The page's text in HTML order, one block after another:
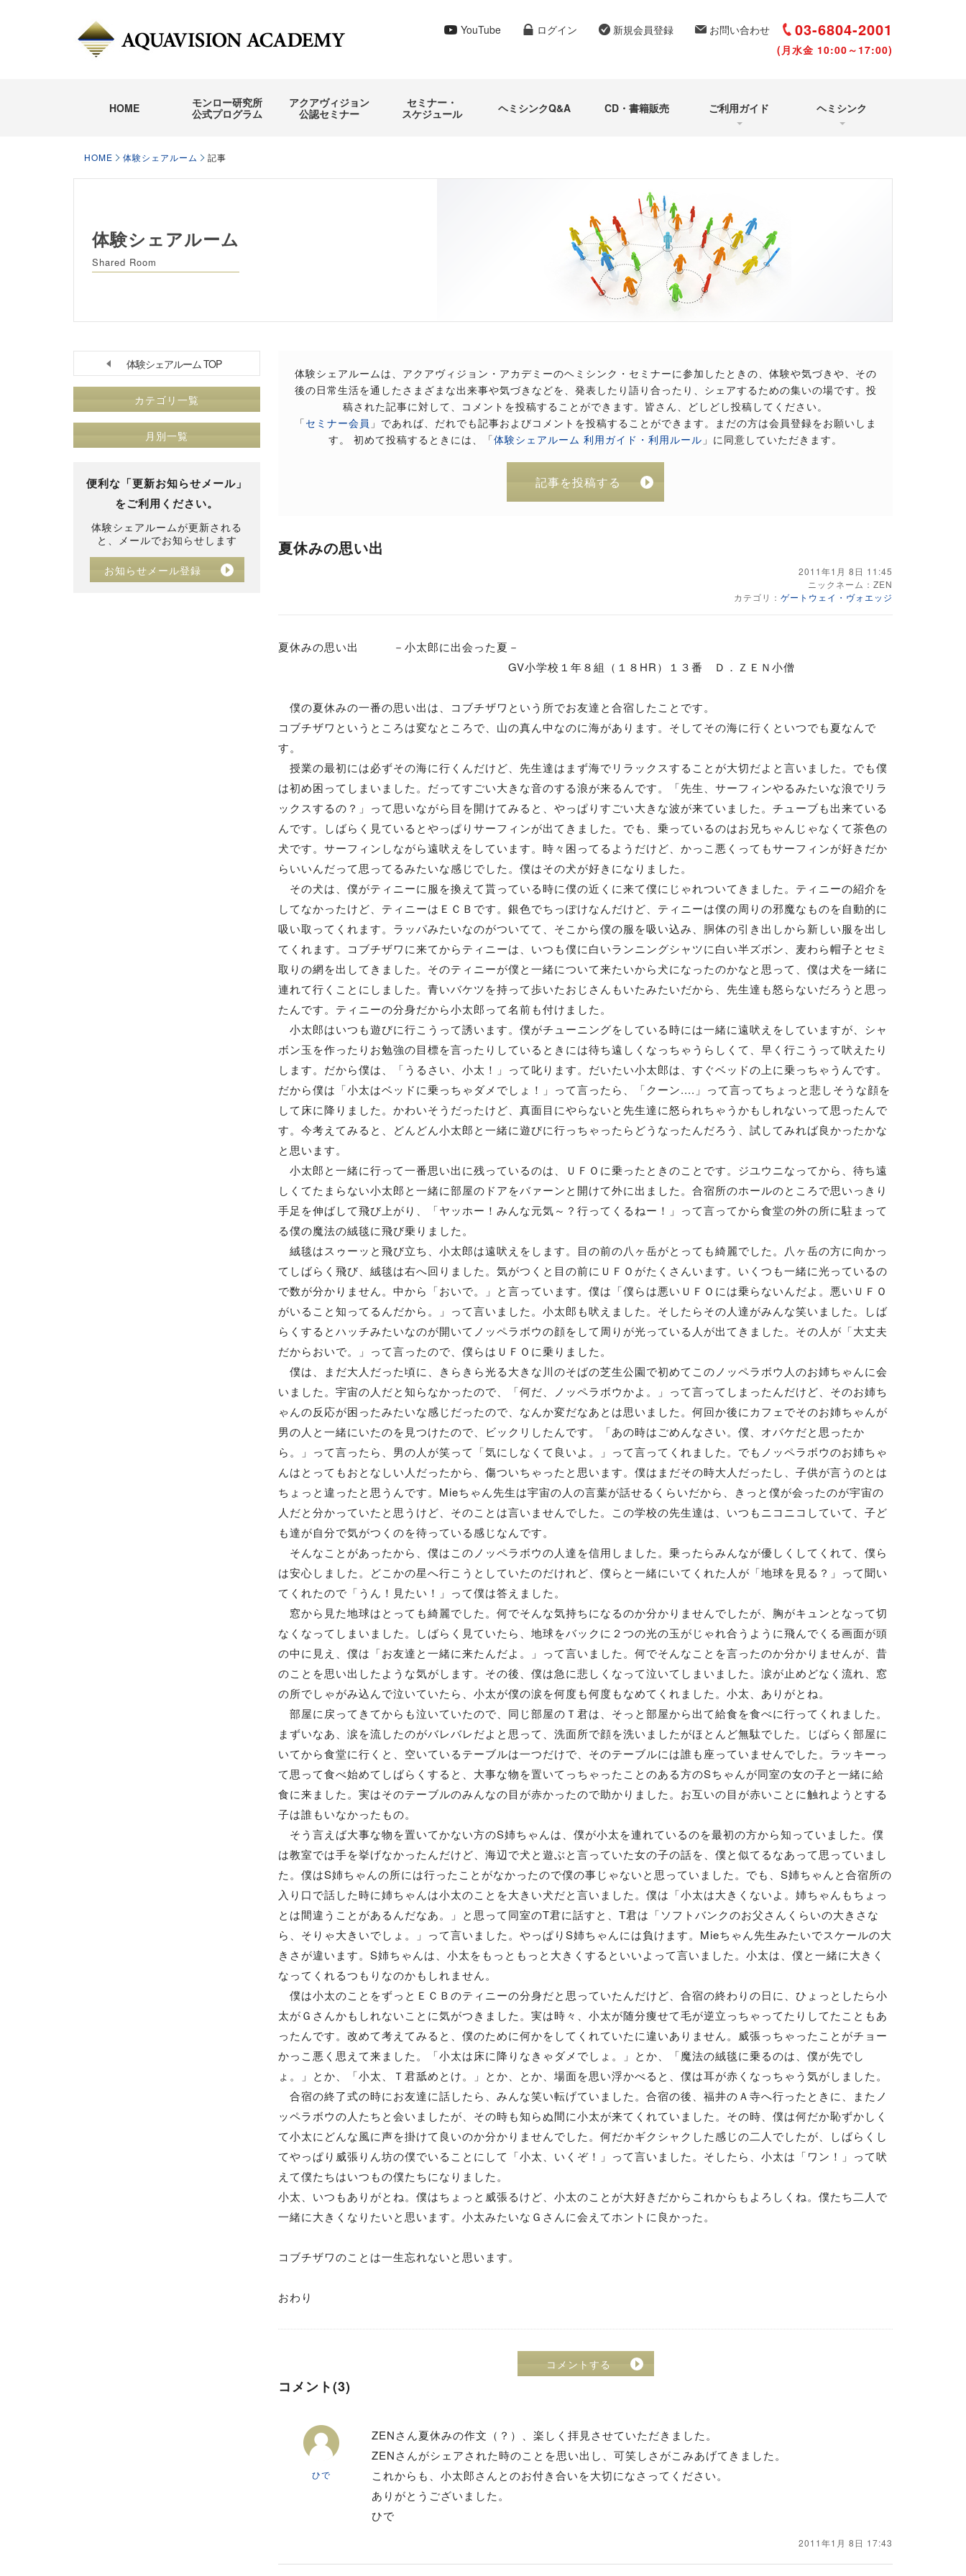
YouTube ログイン 新規会員登録 お問い合わせ 03-6804-2001
(月水金 10:00～17:00)
HOME
モンロー研究所
公式プログラム
アクアヴィジョン
公認セミナー
セミナー・
スケジュール
ヘミシンクQ&A CD・書籍販売 ご利用ガイド
再受講について
ヘミシンク
HOME 体験シェアルーム 記事
体験シェアルーム
Shared Room
体験シェアルーム TOP
カテゴリ一覧
月別一覧
便利な「更新お知らせメール」
をご利用ください。
体験シェアルームが更新される
と、メールでお知らせします
お知らせメール登録
体験シェアルームは、アクアヴィジョン・アカデミーのヘミシンク・セミナーに参加したときの、体験や気づきや、その
後の日常生活を通したさまざまな出来事や気づきなどを、発表したり語り合ったり、シェアするための集いの場です。投
稿された記事に対して、コメントを投稿することができます。皆さん、どしどし投稿してください。
「セミナー会員 」であれば、だれでも記事およびコメントを投稿することができます。まだの方は会員登録をお願いしま
す。 初めて投稿するときには、「体験シェアルーム 利用ガイド・利用ルール 」に同意していただきます。
記事を投稿する
夏休みの思い出
2011年1月 8日 11:45
ニックネーム： ZEN
カテゴリ： ゲートウェイ・ヴォエッジ
夏休みの思い出 －小太郎に出会った夏－
GV小学校１年８組（１８HR）１３番 Ｄ．ＺＥＮ小僧
僕の夏休みの一番の思い出は、コブチザワという所でお友達と合宿したことです。
コブチザワというところは変なところで、山の真ん中なのに海があります。そしてその海に行くといつでも夏なんで
す。
授業の最初には必ずその海に行くんだけど、先生達はまず海でリラックスすることが大切だよと言いました。でも僕
は初め困ってしまいました。だってすごい大きな音のする浪が来るんです。「先生、サーフィンやるみたいな浪でリラ
ックスするの？」って思いながら目を開けてみると、やっぱりすごい大きな波が来ていました。チューブも出来ている
んです。しばらく見ているとやっぱりサーフィンが出てきました。でも、乗っているのはお兄ちゃんじゃなくて茶色の
犬です。サーフィンしながら遠吠えをしています。時々困ってるようだけど、かっこ悪くってもサーフィンが好きだか
らいいんだって思ってるみたいな感じでした。僕はその犬が好きになりました。
その犬は、僕がティニーに服を換えて貰っている時に僕の近くに来て僕にじゃれついてきました。ティニーの紹介を
してなかったけど、ティニーはＥＣＢです。銀色でちっぽけなんだけど、ティニーは僕の周りの邪魔なものを自動的に
吸い取ってくれます。ラッパみたいなのがついてて、そこから僕の服を吸い込み、胴体の引き出しから新しい服を出し
てくれます。コブチザワに来てからティニーは、いつも僕に白いランニングシャツに白い半ズボン、麦わら帽子とセミ
取りの網を出してきました。そのティニーが僕と一緒について来たいから犬になったのかなと思って、僕は犬を一緒に
連れて行くことにしました。青いバケツを持って歩いたおじさんもいたみたいだから、先生達も怒らないだろうと思っ
たんです。ティニーの分身だから小太郎って名前も付けました。
小太郎はいつも遊びに行こうって誘います。僕がチューニングをしている時には一緒に遠吠えをしていますが、シャ
ボン玉を作ったりお勉強の目標を言ったりしているときには待ち遠しくなっちゃうらしくて、早く行こうって吠えたり
します。だから僕は、「うるさい、小太！」って叱ります。だいたい小太郎は、すぐベッドの上に乗っちゃうんです。
だから僕は「小太はベッドに乗っちゃダメでしょ！」って言ったら、「クーン....」って言ってちょっと悲しそうな顔を
して床に降りました。かわいそうだったけど、真面目にやらないと先生達に怒られちゃうかもしれないって思ったんで
す。今考えてみると、どんどん小太郎と一緒に遊びに行っちゃったらどうなったんだろう、試してみれば良かったかな
と思います。
小太郎と一緒に行って一番思い出に残っているのは、ＵＦＯに乗ったときのことです。ジユウニなってから、待ち遠
しくてたまらない小太郎と一緒に部屋のドアをバァーンと開けて外に出ました。合宿所のホールのところで思いっきり
手足を伸ばして飛び上がり、「ヤッホー！みんな元気～？行ってくるねー！」って言ってから食堂の外の所に駐まって
る僕の魔法の絨毯に飛び乗りました。
絨毯はスゥーッと飛び立ち、小太郎は遠吠えをします。目の前の八ヶ岳がとっても綺麗でした。八ヶ岳の方に向かっ
てしばらく飛び、絨毯は右へ回りました。気がつくと目の前にＵＦＯがたくさんいます。いくつも一緒に光っているの
で数が分かりません。中から「おいで。」と言っています。僕は「僕らは悪いＵＦＯには乗らないんだよ。悪いＵＦＯ
がいること知ってるんだから。」って言いました。小太郎も吠えました。そしたらその人達がみんな笑いました。しば
らくするとハッチみたいなのが開いてノッペラボウの顔をして周りが光っている人が出てきました。その人が「大丈夫
だからおいで。」って言ったので、僕らはＵＦＯに乗りました。
僕は、まだ大人だった頃に、きらきら光る大きな川のそばの芝生公園で初めてこのノッペラボウ人のお姉ちゃんに会
いました。宇宙の人だと知らなかったので、「何だ、ノッペラボウかよ。」って言ってしまったんだけど、そのお姉ち
ゃんの反応が困ったみたいな感じだったので、なんか変だなあとは思いました。何回か後にカフェでそのお姉ちゃんが
男の人と一緒にいたのを見つけたので、ビックリしたんです。「あの時はごめんなさい。僕、オバケだと思ったか
ら。」って言ったら、男の人が笑って「気にしなくて良いよ。」って言ってくれました。でもノッペラボウのお姉ちゃ
んはとってもおとなしい人だったから、傷ついちゃったと思います。僕はまだその時大人だったし、子供が言うのとは
ちょっと違ったと思うんです。Mieちゃん先生は宇宙の人の言葉が話せるくらいだから、きっと僕が会ったのが宇宙の
人だと分かっていたと思うけど、そのことは言いませんでした。この学校の先生達は、いつもニコニコしていて、子ど
も達が自分で気がつくのを待っている感じなんです。
そんなことがあったから、僕はこのノッペラボウの人達を信用しました。乗ったらみんなが優しくしてくれて、僕ら
は安心しました。どこかの星へ行こうとしていたのだけれど、僕らと一緒にいてくれた人が「地球を見る？」って聞い
てくれたので「うん！見たい！」って僕は答えました。
窓から見た地球はとっても綺麗でした。何でそんな気持ちになるのか分かりませんでしたが、胸がキュンとなって切
なくなってしまいました。しばらく見ていたら、地球をバックに２つの光の玉がじゃれ合うように飛んでくる画面が頭
の中に見え、僕は「お友達と一緒に来たんだよ。」って言いました。何でそんなことを言ったのか分かりませんが、昔
のことを思い出したような気がします。その後、僕は急に悲しくなって泣いてしまいました。涙が止めどなく流れ、窓
の所でしゃがみ込んで泣いていたら、小太が僕の涙を何度も何度もなめてくれました。小太、ありがとね。
部屋に戻ってきてからも泣いていたので、同じ部屋のＴ君は、そっと部屋から出て給食を食べに行ってくれました。
まずいなあ、涙を流したのがバレバレだよと思って、洗面所で顔を洗いましたがほとんど無駄でした。じばらく部屋に
いてから食堂に行くと、空いているテーブルは一つだけで、そのテーブルには誰も座っていませんでした。ラッキーっ
て思って食べ始めてしばらくすると、大事な物を置いてっちゃったことのある方のSちゃんが同室の女の子と一緒に給
食に来ました。実はそのテーブルのみんなの目が赤かったので助かりました。お互いの目が赤いことに触れようとする
子は誰もいなかったもの。
そう言えば大事な物を置いてかない方のS姉ちゃんは、僕が小太を連れているのを最初の方から知っていました。僕
は教室では手を挙げなかったんだけど、海辺で犬と遊ぶと言っていた女の子の話を、僕と似てるなあって思っていまし
た。僕はS姉ちゃんの所には行ったことがなかったので僕の事じゃないと思っていました。でも、S姉ちゃんと合宿所の
入り口で話した時に姉ちゃんは小太のことを大きい犬だと言いました。僕は「小太は大きくないよ。姉ちゃんもちょっ
とは間違うことがあるんだなあ。」と思って同室のT君に話すと、T君は「ソフトバンクのお父さんくらいの大きさな
ら、そりゃ大きいでしょ。」って言いました。やっぱりS姉ちゃんには負けます。Mieちゃん先生みたいでスケールの大
きさが違います。S姉ちゃんは、小太をもっともっと大きくするといいよって言いました。小太は、僕と一緒に大きく
なってくれるつもりなのかもしれません。
僕は小太のことをずっとＥＣＢのティニーの分身だと思っていたんだけど、合宿の終わりの日に、ひょっとしたら小
太がＧさんかもしれないことに気がつきました。実は時々、小太が随分痩せて毛が逆立っちゃってたりしてたこともあ
ったんです。改めて考えてみると、僕のために何かをしてくれていたに違いありません。威張っちゃったことがチョー
かっこ悪く思えて来ました。「小太は床に降りなきゃダメでしょ。」とか、「魔法の絨毯に乗るのは、僕が先でし
ょ。」とか、「小太、Ｔ君舐めとけ。」とか、とか、場面を思い浮かべると、僕は耳が赤くなっちゃう気がしました。
合宿の終了式の時にお友達に話したら、みんな笑い転げていました。合宿の後、福井のＡ寺へ行ったときに、またノ
ッペラボウの人たちと会いましたが、その時も知らぬ間に小太が来てくれていました。その時、僕は何だか恥ずかしく
て小太にどんな風に声を掛けて良いのか分かりませんでした。何だかギクシャクした感じの二人でしたが、しばらくし
てやっぱり威張りん坊の僕でいることにして「小太、いくぞ！」って言いました。そしたら、小太は「ワン！」って吠
えて僕たちはいつもの僕たちになりました。
小太、いつもありがとね。僕はちょっと威張るけど、小太のことが大好きだからこれからもよろしくね。僕たち二人で
一緒に大きくなりたいと思います。小太みたいなＧさんに会えてホントに良かった。
コブチザワのことは一生忘れないと思います。
おわり
コメントする
コメント(3)
ひで
ZENさん夏休みの作文（？）、楽しく拝見させていただきました。
ZENさんがシェアされた時のことを思い出し、可笑しさがこみあげてきました。
これからも、小太郎さんとのお付き合いを大切になさってください。
ありがとうございました。
ひで
2011年1月 8日 17:43